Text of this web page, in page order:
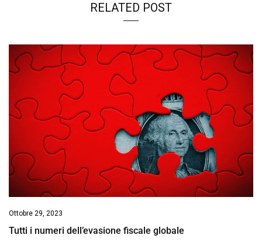
RELATED POST
Ottobre 29, 2023
Tutti i numeri dell’evasione fiscale globale